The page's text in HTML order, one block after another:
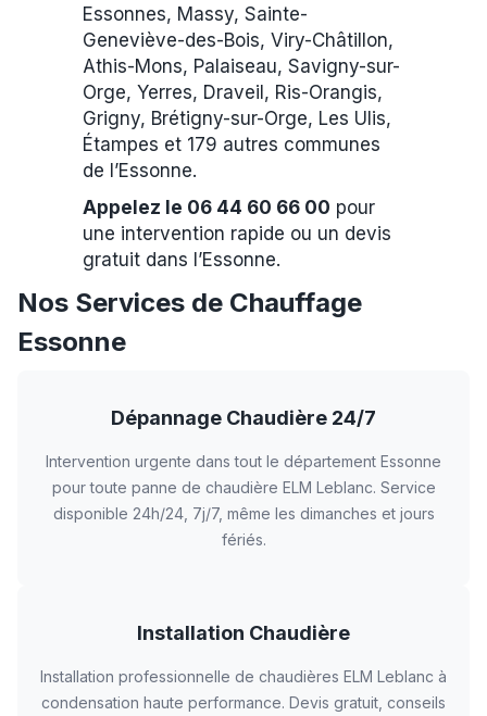
Essonnes, Massy, Sainte-
Geneviève-des-Bois, Viry-Châtillon,
Athis-Mons, Palaiseau, Savigny-sur-
Orge, Yerres, Draveil, Ris-Orangis,
Grigny, Brétigny-sur-Orge, Les Ulis,
Étampes et 179 autres communes
de l’Essonne.
Appelez le 06 44 60 66 00 pour
une intervention rapide ou un devis
gratuit dans l’Essonne.
Nos Services de Chauffage
Essonne
Dépannage Chaudière 24/7
Intervention urgente dans tout le département Essonne
pour toute panne de chaudière ELM Leblanc. Service
disponible 24h/24, 7j/7, même les dimanches et jours
fériés.
Installation Chaudière
Installation professionnelle de chaudières ELM Leblanc à
condensation haute performance. Devis gratuit, conseils